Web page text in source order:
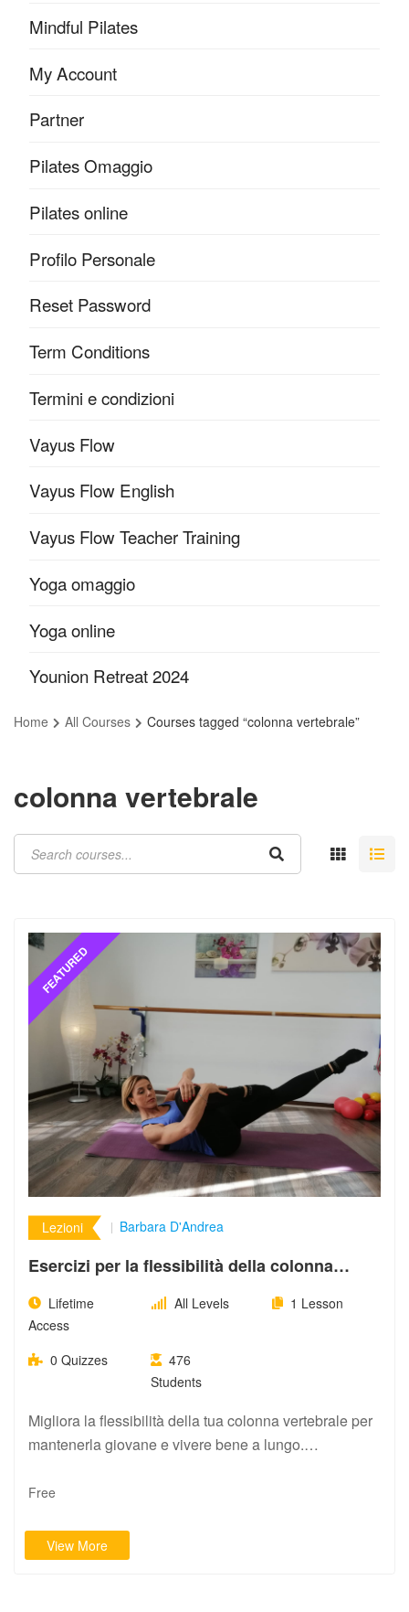
Mindful Pilates
My Account
Partner
Pilates Omaggio
Pilates online
Profilo Personale
Reset Password
Term Conditions
Termini e condizioni
Vayus Flow
Vayus Flow English
Vayus Flow Teacher Training
Yoga omaggio
Yoga online
Younion Retreat 2024
Home All Courses Courses tagged “colonna vertebrale”
colonna vertebrale
Lezioni Barbara D'Andrea
Esercizi per la flessibilità della colonna
Lifetime
Access
All Levels 1 Lesson
0 Quizzes
476
Students
Migliora la flessibilità della tua colonna vertebrale per
mantenerla giovane e vivere bene a lungo.…
Free
View More